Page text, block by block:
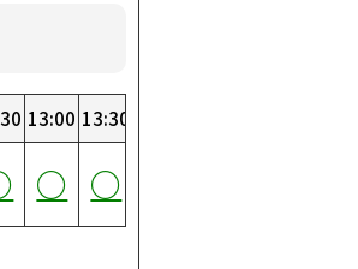
21:00
○
21:30
○
13:00
○
13:30
○
5:00
○
5:30
○